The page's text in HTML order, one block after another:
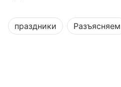
праздники Разъясняем